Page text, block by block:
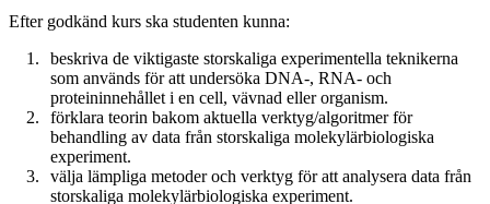
Efter godkänd kurs ska studenten kunna:
beskriva de viktigaste storskaliga experimentella teknikerna
som används för att undersöka DNA-, RNA- och
proteininnehållet i en cell, vävnad eller organism.
förklara teorin bakom aktuella verktyg/algoritmer för
behandling av data från storskaliga molekylärbiologiska
experiment.
välja lämpliga metoder och verktyg för att analysera data från
storskaliga molekylärbiologiska experiment.